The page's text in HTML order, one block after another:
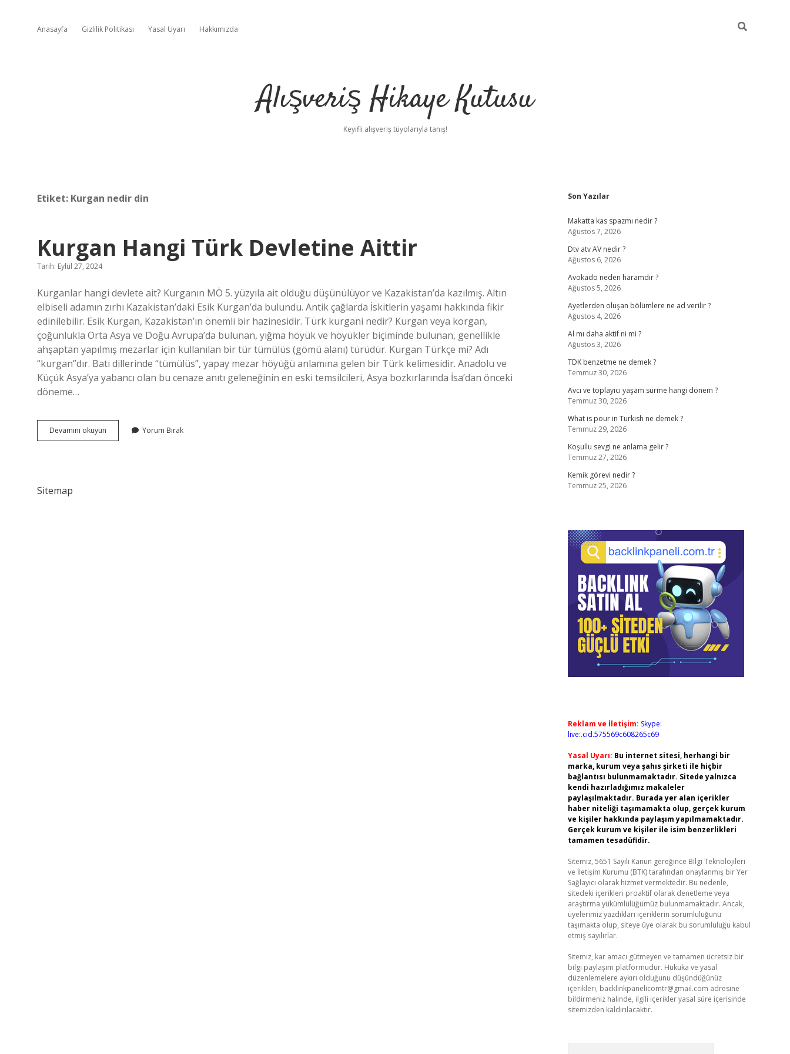
Anasayfa Gizlilik Politikası Yasal Uyarı Hakkımızda
Alışveriş Hikaye Kutusu
Keyifli alışveriş tüyolarıyla tanış!
Etiket: Kurgan nedir din
Kurgan Hangi Türk Devletine Aittir
Tarih: Eylül 27, 2024
Kurganlar hangi devlete ait? Kurganın MÖ 5. yüzyıla ait olduğu düşünülüyor ve Kazakistan’da kazılmış. Altın
elbiseli adamın zırhı Kazakistan’daki Esik Kurgan’da bulundu. Antik çağlarda İskitlerin yaşamı hakkında fikir
edinilebilir. Esik Kurgan, Kazakistan’ın önemli bir hazinesidir. Türk kurgani nedir? Kurgan veya korgan,
çoğunlukla Orta Asya ve Doğu Avrupa’da bulunan, yığma höyük ve höyükler biçiminde bulunan, genellikle
ahşaptan yapılmış mezarlar için kullanılan bir tür tümülüs (gömü alanı) türüdür. Kurgan Türkçe mi? Adı
“kurgan”dır. Batı dillerinde “tümülüs”, yapay mezar höyüğü anlamına gelen bir Türk kelimesidir. Anadolu ve
Küçük Asya’ya yabancı olan bu cenaze anıtı geleneğinin en eski temsilcileri, Asya bozkırlarında İsa’dan önceki
döneme…
Devamını okuyun
Hangi
Yorum Bırak
Sitemap
Sidebar
Son Yazılar
Makatta kas spazmı nedir ?
Ağustos 7, 2026
Dtv atv AV nedir ?
Ağustos 6, 2026
Avokado neden haramdır ?
Ağustos 5, 2026
Ayetlerden oluşan bölümlere ne ad verilir ?
Ağustos 4, 2026
Al mı daha aktif ni mi ?
Ağustos 3, 2026
TDK benzetme ne demek ?
Temmuz 30, 2026
Avcı ve toplayıcı yaşam sürme hangi dönem ?
Temmuz 30, 2026
What is pour in Turkish ne demek ?
Temmuz 29, 2026
Koşullu sevgi ne anlama gelir ?
Temmuz 27, 2026
Kemik görevi nedir ?
Temmuz 25, 2026
Reklam ve İletişim: Skype:
live:.cid.575569c608265c69
Yasal Uyarı: Bu internet sitesi, herhangi bir
marka, kurum veya şahıs şirketi ile hiçbir
bağlantısı bulunmamaktadır. Sitede yalnızca
kendi hazırladığımız makaleler
paylaşılmaktadır. Burada yer alan içerikler
haber niteliği taşımamakta olup, gerçek kurum
ve kişiler hakkında paylaşım yapılmamaktadır.
Gerçek kurum ve kişiler ile isim benzerlikleri
tamamen tesadüfidir.
Sitemiz, 5651 Sayılı Kanun gereğince Bilgi Teknolojileri
ve İletişim Kurumu (BTK) tarafından onaylanmış bir Yer
Sağlayıcı olarak hizmet vermektedir. Bu nedenle,
sitedeki içerikleri proaktif olarak denetleme veya
araştırma yükümlülüğümüz bulunmamaktadır. Ancak,
üyelerimiz yazdıkları içeriklerin sorumluluğunu
taşımakta olup, siteye üye olarak bu sorumluluğu kabul
etmiş sayılırlar.
Sitemiz, kar amacı gütmeyen ve tamamen ücretsiz bir
bilgi paylaşım platformudur. Hukuka ve yasal
düzenlemelere aykırı olduğunu düşündüğünüz
içerikleri, backlinkpanelicomtr@gmail.com adresine
bildirmeniz halinde, ilgili içerikler yasal süre içerisinde
sitemizden kaldırılacaktır.